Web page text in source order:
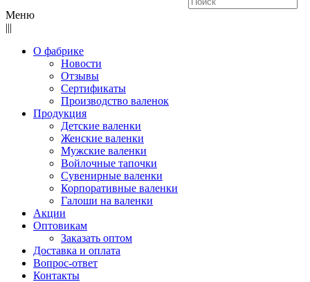
Меню
|||
О фабрике
Новости
Отзывы
Сертификаты
Производство валенок
Продукция
Детские валенки
Женские валенки
Мужские валенки
Войлочные тапочки
Сувенирные валенки
Корпоративные валенки
Галоши на валенки
Акции
Оптовикам
Заказать оптом
Доставка и оплата
Вопрос-ответ
Контакты